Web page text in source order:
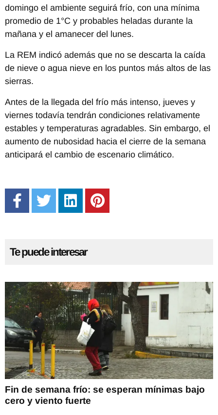
domingo el ambiente seguirá frío, con una mínima
promedio de 1°C y probables heladas durante la
mañana y el amanecer del lunes.
La REM indicó además que no se descarta la caída
de nieve o agua nieve en los puntos más altos de las
sierras.
Antes de la llegada del frío más intenso, jueves y
viernes todavía tendrán condiciones relativamente
estables y temperaturas agradables. Sin embargo, el
aumento de nubosidad hacia el cierre de la semana
anticipará el cambio de escenario climático.
Te puede interesar
Fin de semana frío: se esperan mínimas bajo
cero y viento fuerte